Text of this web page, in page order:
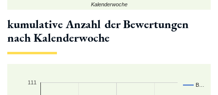
Kalenderwoche
kumulative Anzahl der Bewertungen
nach Kalenderwoche
B…
111